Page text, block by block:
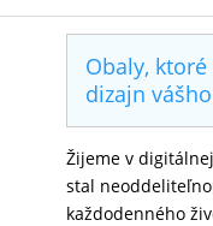
MOBIL
Obaly,
dizajn
Žijeme v
stal
každodenného